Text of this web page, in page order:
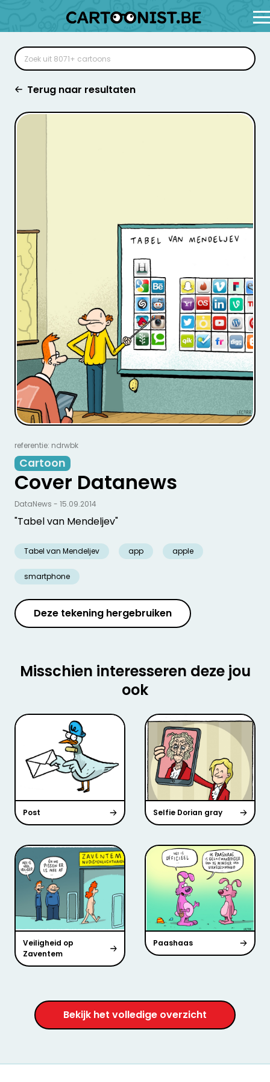
Terug naar resultaten
referentie: ndrwbk
Cartoon
Cover Datanews
"Tabel van Mendeljev"
Tabel van Mendeljev app apple
smartphone
DataNews - 15.09.2014
Deze tekening hergebruiken
Misschien interesseren deze jou
ook
Post Selfie Dorian gray
Veiligheid op
Zaventem
Paashaas
Bekijk het volledige overzicht